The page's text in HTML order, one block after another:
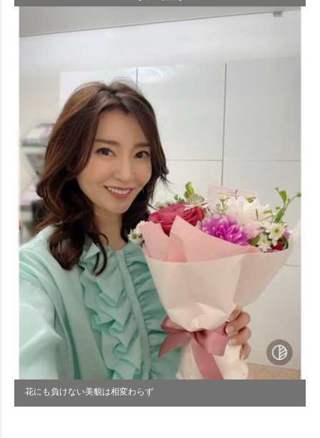
花にも負けない美貌は相変わらず